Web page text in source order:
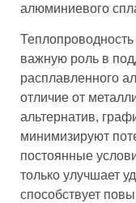
алюминиевого
важную роль в
расплавленного
отличие от
альтернатив,
минимизируют
постоянные
только улучшает
способствует